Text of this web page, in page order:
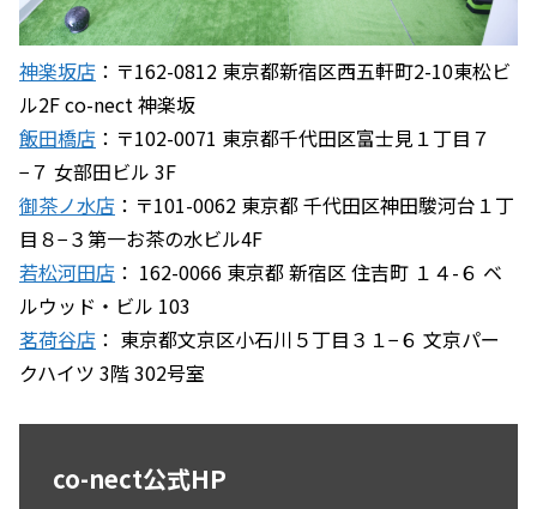
神楽坂店 ：〒162-0812 東京都新宿区西五軒町2-10東松ビ
ル2F co-nect 神楽坂
飯田橋店 ：〒102-0071 東京都千代田区富士見１丁目７
−７ 女部田ビル 3F
御茶ノ水店 ：〒101-0062 東京都 千代田区神田駿河台１丁
目８−３第一お茶の水ビル4F
若松河田店 ： 162-0066 東京都 新宿区 住吉町 １４-６ ベ
ルウッド・ビル 103
茗荷谷店 ： 東京都文京区小石川５丁目３１−６ 文京パー
クハイツ 3階 302号室
co-nect公式HP